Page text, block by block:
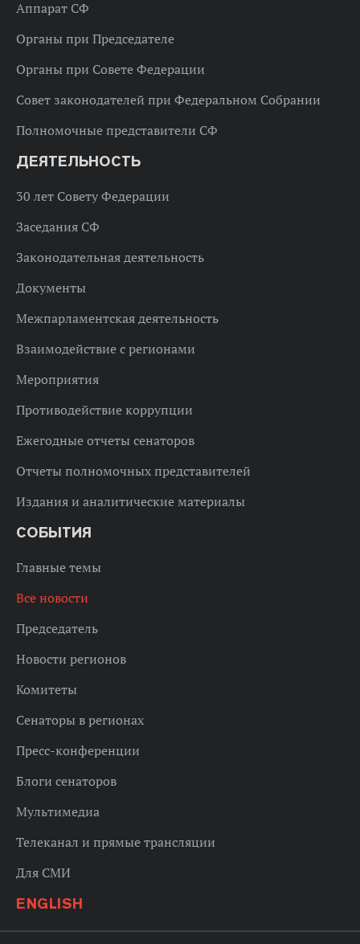
Аппарат СФ
Органы при Председателе
Органы при Совете Федерации
Совет законодателей при Федеральном Собрании
Полномочные представители СФ
ДЕЯТЕЛЬНОСТЬ
30 лет Совету Федерации
Заседания СФ
Законодательная деятельность
Документы
Межпарламентская деятельность
Взаимодействие с регионами
Мероприятия
Противодействие коррупции
Ежегодные отчеты сенаторов
Отчеты полномочных представителей
Издания и аналитические материалы
СОБЫТИЯ
Главные темы
Все новости
Председатель
Новости регионов
Комитеты
Сенаторы в регионах
Пресс-конференции
Блоги сенаторов
Мультимедиа
Телеканал и прямые трансляции
Для СМИ
ENGLISH